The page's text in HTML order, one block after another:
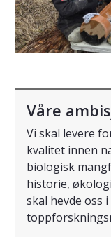
Våre
Vi skal levere
kvalitet innen
biologisk
historie,
skal hevde oss